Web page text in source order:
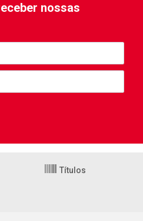
nossas
Títulos